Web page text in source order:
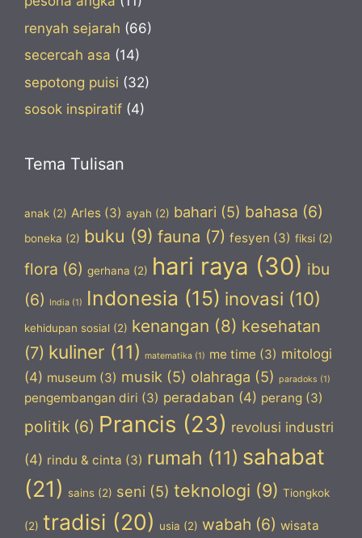
renyah sejarah (66)
secercah asa (14)
sepotong puisi (32)
sosok inspiratif (4)
Tema Tulisan
anak (2) Arles (3) ayah (2) bahari (5) bahasa (6)
boneka (2) buku (9) fauna (7) fesyen (3) fiksi (2)
flora (6) gerhana (2) hari raya (30) ibu
(6)
India (1) Indonesia (15) inovasi (10)
kehidupan sosial (2) kenangan (8) kesehatan
(7) kuliner (11) matematika (1) me time (3) mitologi
(4) museum (3) musik (5) olahraga (5) paradoks (1)
pengembangan diri (3) peradaban (4) perang (3)
politik (6) Prancis (23) revolusi industri
(4) rindu & cinta (3) rumah (11) sahabat
(21) sains (2) seni (5) teknologi (9) Tiongkok
(2) tradisi (20) usia (2) wabah (6) wisata